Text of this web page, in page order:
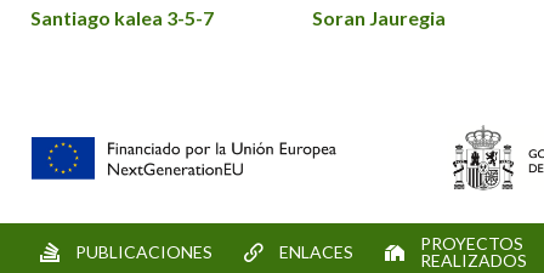
Santiago kalea 3-5-7 Soran Jauregia
PUBLICACIONES ENLACES
PROYECTOS
REALIZADOS